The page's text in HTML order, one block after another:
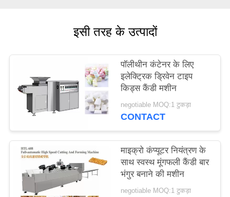
PRIVACY
POLICY
इसी तरह के उत्पादों
पॉलीथीन कंटेनर के लिए
इलेक्ट्रिक ड्रिवेन टाइप
किड्स कैंडी मशीन
negotiable MOQ:1 टुकड़ा
CONTACT
माइक्रो कंप्यूटर नियंत्रण के
साथ स्वस्थ मूंगफली कैंडी बार
भंगुर बनाने की मशीन
negotiable MOQ:1 टुकड़ा